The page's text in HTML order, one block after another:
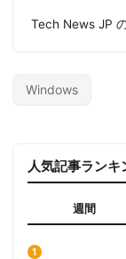
Tech News JP
Windows
人気記事ランキ
週間